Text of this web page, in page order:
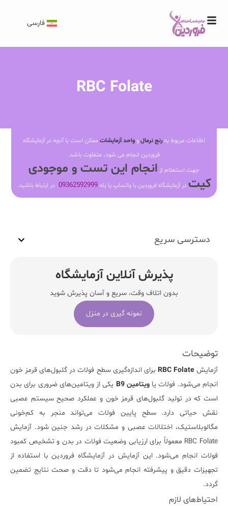
فارسی
RBC Folate
اطلاعات مربوط بهرنج نرمالو واحد آزمایشات ممکن است با آنچه در آزمایشگاه
فروردین انجام می شود، متفاوت باشد.
جهت استعلام از انجام این تست و موجودی
کیت در آزمایشگاه فروردین با واتساپ یا بله09362592999 در ارتباط باشید.
توضیحات
آزمایشRBC Folate برای اندازه‌گیری سطح فولات در گلبول‌های قرمز خون
انجام می‌شود. فولات یاویتامین B9
یکی از ویتامین‌های ضروری برای بدن
است که در تولید گلبول‌های قرمز خون و عملکرد صحیح سیستم عصبی
نقش حیاتی دارد. سطح پایین فولات می‌تواند منجر به کم‌خونی
مگالوبلاستیک، اختلالات عصبی و مشکلات در رشد جنین شود. آزمایش
RBC Folate معمولاً برای ارزیابی وضعیت فولات در بدن و تشخیص کمبود
فولات انجام می‌شود. این آزمایش در آزمایشگاه فروردینبا استفاده از
تجهیزات دقیق و پیشرفته انجام می‌شود تا دقت و صحت نتایج تضمین
گردد.
احتیاط‌های لازم
دسترسی سریع
پذیرش آنلاین آزمایشگاه
بدون اتلاف وقت، سریع و آسان پذیرش شوید
نمونه گیری در منزل